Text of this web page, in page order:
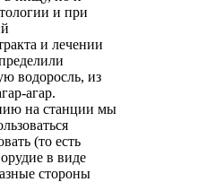
и при
и лечении
водоросль, из
агар.
на станции мы
(то есть
в виде
стороны